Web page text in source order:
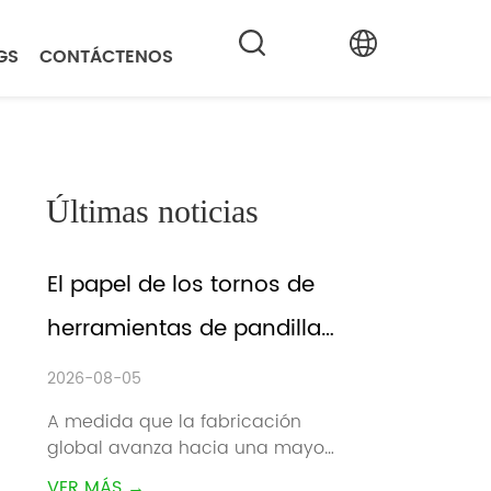
CONTÁCTENOS
Últimas noticias
El papel de los tornos de
herramientas de pandillas
en la fabricación
inteligente
2026-08-05
A medida que la fabricación
global avanza hacia una mayor
eficiencia, tiempos de entrega